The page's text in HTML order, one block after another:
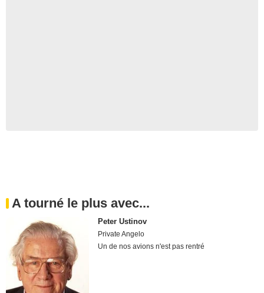
A tourné le plus avec...
Peter Ustinov
Private Angelo
Un de nos avions n'est pas rentré